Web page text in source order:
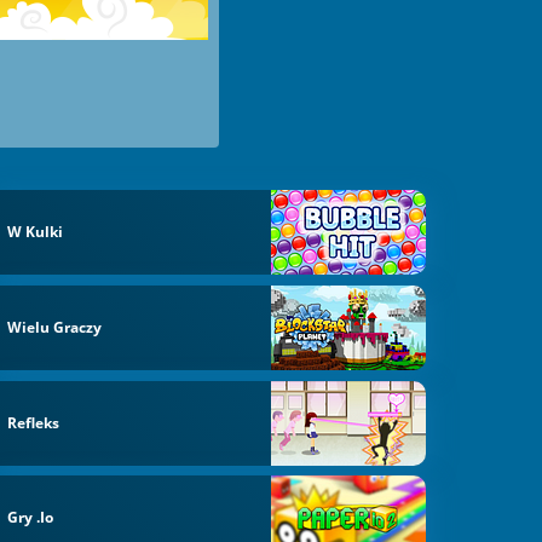
W Kulki
Wielu Graczy
Refleks
Gry .io